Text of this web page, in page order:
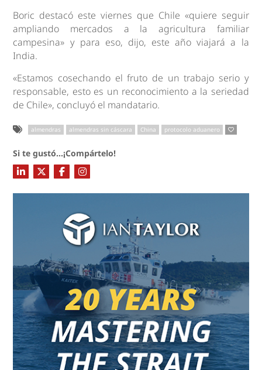
Boric destacó este viernes que Chile «quiere seguir
ampliando mercados a la agricultura familiar
campesina» y para eso, dijo, este año viajará a la
India.
«Estamos cosechando el fruto de un trabajo serio y
responsable, esto es un reconocimiento a la seriedad
de Chile», concluyó el mandatario.
almendras almendras sin cáscara China protocolo aduanero
Si te gustó...¡Compártelo!